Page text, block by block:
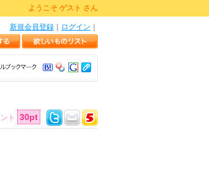
ようこそ ゲスト さん
ログイン
新規会員登録
ト 30pt